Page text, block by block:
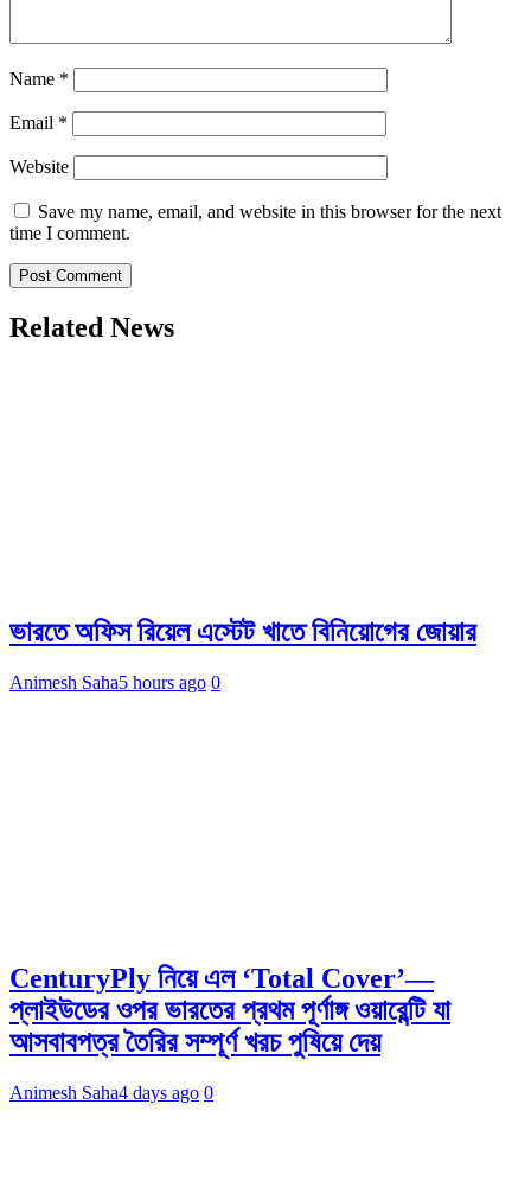
Name *
Email *
Website
Save my name, email, and website in this browser for the next
time I comment.
Related News
ভারতে অফিস রিয়েল এস্টেট খাতে বিনিয়োগের জোয়ার
Animesh Saha5 hours ago 0
CenturyPly নিয়ে এল ‘Total Cover’—
প্লাইউডের ওপর ভারতের প্রথম পূর্ণাঙ্গ ওয়ারেন্টি যা
আসবাবপত্র তৈরির সম্পূর্ণ খরচ পুষিয়ে দেয়
Animesh Saha4 days ago 0